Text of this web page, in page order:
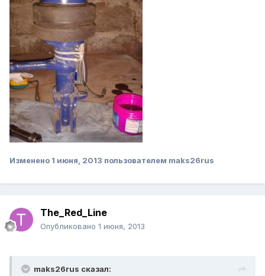
Изменено 1 июня, 2013 пользователем maks26rus
The_Red_Line
Опубликовано 1 июня, 2013
maks26rus сказал: